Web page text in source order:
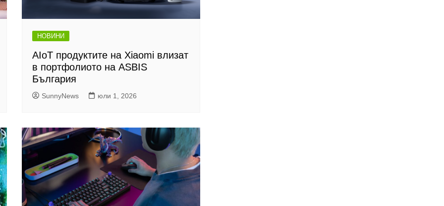
НОВИНИ
AIoT продуктите на Xiaomi влизат
в портфолиото на ASBIS
България
SunnyNews юли 1, 2026